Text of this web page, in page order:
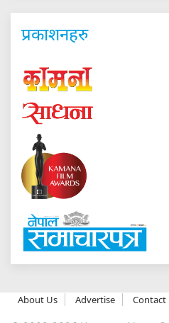
प्रकाशनहरु
About Us Advertise Contact